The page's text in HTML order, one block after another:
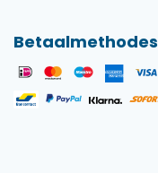
Betaalmethodes